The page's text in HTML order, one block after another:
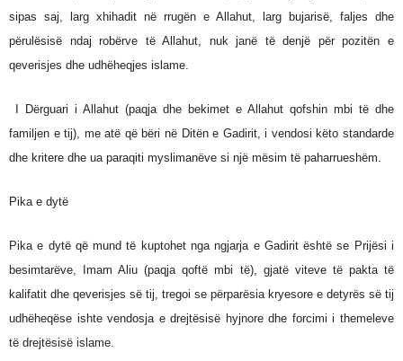
sipas saj, larg xhihadit në rrugën e Allahut, larg bujarisë, faljes dhe
përulësisë ndaj robërve të Allahut, nuk janë të denjë për pozitën e
qeverisjes dhe udhëheqjes islame.
I Dërguari i Allahut (paqja dhe bekimet e Allahut qofshin mbi të dhe
familjen e tij), me atë që bëri në Ditën e Gadirit, i vendosi këto standarde
dhe kritere dhe ua paraqiti myslimanëve si një mësim të paharrueshëm.
Pika e dytë
Pika e dytë që mund të kuptohet nga ngjarja e Gadirit është se Prijësi i
besimtarëve, Imam Aliu (paqja qoftë mbi të), gjatë viteve të pakta të
kalifatit dhe qeverisjes së tij, tregoi se përparësia kryesore e detyrës së tij
udhëheqëse ishte vendosja e drejtësisë hyjnore dhe forcimi i themeleve
të drejtësisë islame.